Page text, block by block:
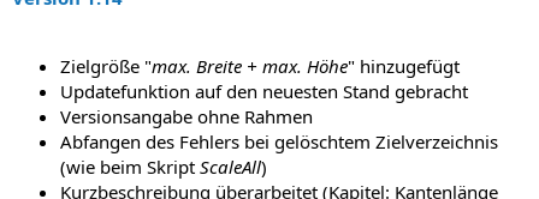
Zielgröße "max. Breite + max. Höhe" hinzugefügt
Updatefunktion auf den neuesten Stand gebracht
Versionsangabe ohne Rahmen
Abfangen des Fehlers bei gelöschtem Zielverzeichnis
(wie beim Skript ScaleAll)
Kurzbeschreibung überarbeitet (Kapitel: Kantenlänge